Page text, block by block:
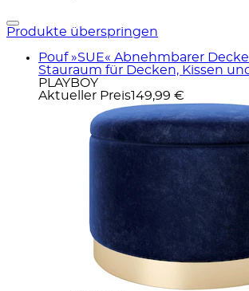
Produkte überspringen
Pouf »SUE« Abnehmbarer
Stauraum für Decken, Kissen
PLAYBOY
Aktueller Preis149,99 €